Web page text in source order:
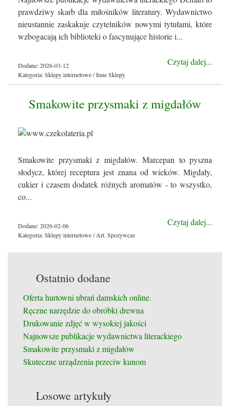
prawdziwy skarb dla miłośników literatury. Wydawnictwo
nieustannie zaskakuje czytelników nowymi tytułami, które
wzbogacają ich biblioteki o fascynujące historie i...
Czytaj dalej...
Dodane: 2026-03-12
Kategoria: Sklepy internetowe / Inne Sklepy
Smakowite przysmaki z migdałów
Smakowite przysmaki z migdałów. Marcepan to pyszna
słodycz, której receptura jest znana od wieków. Migdały,
cukier i czasem dodatek różnych aromatów - to wszystko,
co...
Czytaj dalej...
Dodane: 2026-02-06
Kategoria: Sklepy internetowe / Art. Spożywcze
Ostatnio dodane
Oferta hurtowni ubrań damskich online.
Ręczne narzędzie do obróbki drewna
Drukowanie zdjęć w wysokiej jakości
Najnowsze publikacje wydawnictwa literackiego
Smakowite przysmaki z migdałów
Skuteczne urządzenia przeciw kunom
Losowe artykuły